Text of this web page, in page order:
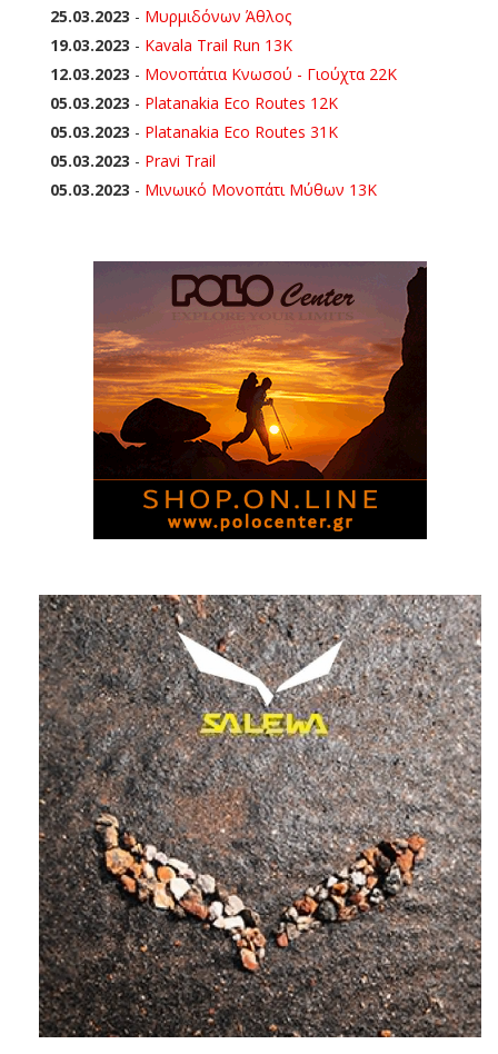
25.03.2023 - Μυρμιδόνων Άθλος
19.03.2023 - Kavala Trail Run 13K
12.03.2023 - Μονοπάτια Κνωσού - Γιούχτα 22Κ
05.03.2023 - Platanakia Eco Routes 12K
05.03.2023 - Platanakia Eco Routes 31K
05.03.2023 - Pravi Trail
05.03.2023 - Μινωικό Μονοπάτι Μύθων 13Κ